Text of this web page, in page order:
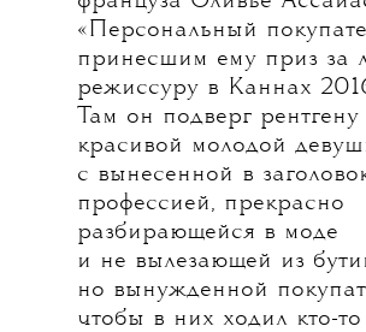
«Персональный
принесшим ему приз за
режиссуру в Каннах
Там он подверг
красивой молодой
с вынесенной в
профессией, прекрасно
разбирающейся в моде
и не вылезающей из
но вынужденной
чтобы в них ходил кто-то